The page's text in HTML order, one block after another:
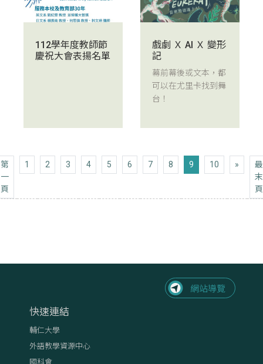
112學年度教師節
慶祝大會表揚名單
戲劇 Ｘ AI Ｘ 變形
記
幕前幕後或文本，都
可以在尤里卡找到舞
台！
第
一
頁第一頁
1 2 3 4 5 6 7 8 9 10 »下十頁
最
末
頁
快速連結
輔仁大學
外語教學資源中心
國科會